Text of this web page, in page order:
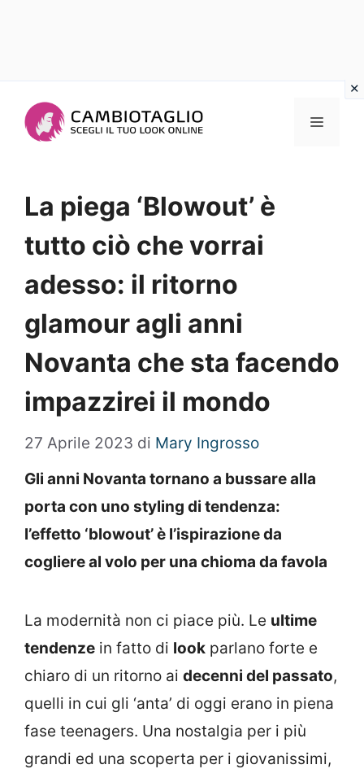
Menu
La piega ‘Blowout’ è
tutto ciò che vorrai
adesso: il ritorno
glamour agli anni
Novanta che sta facendo
impazzirei il mondo
27 Aprile 2023 di Mary Ingrosso
Gli anni Novanta tornano a bussare alla
porta con uno styling di tendenza:
l’effetto ‘blowout’ è l’ispirazione da
cogliere al volo per una chioma da favola
La modernità non ci piace più. Le ultime
tendenze in fatto di look parlano forte e
chiaro di un ritorno ai decenni del passato,
quelli in cui gli ‘anta’ di oggi erano in piena
fase teenagers. Una nostalgia per i più
grandi ed una scoperta per i giovanissimi,